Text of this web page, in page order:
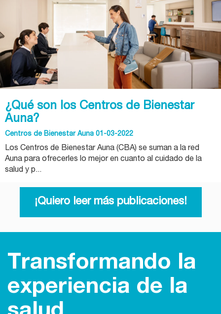
¿Qué son los Centros de Bienestar
Auna?
Centros de Bienestar Auna 01-03-2022
Los Centros de Bienestar Auna (CBA) se suman a la red
Auna para ofrecerles lo mejor en cuanto al cuidado de la
salud y p...
¡Quiero leer más publicaciones!
Transformando la
experiencia de la